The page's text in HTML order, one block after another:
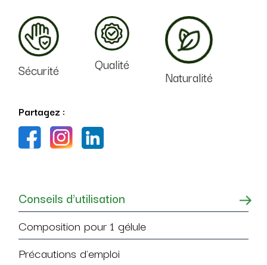
Sécurité Qualité
Naturalité
Partagez :
Conseils d'utilisation
Composition pour 1 gélule
Précautions d'emploi